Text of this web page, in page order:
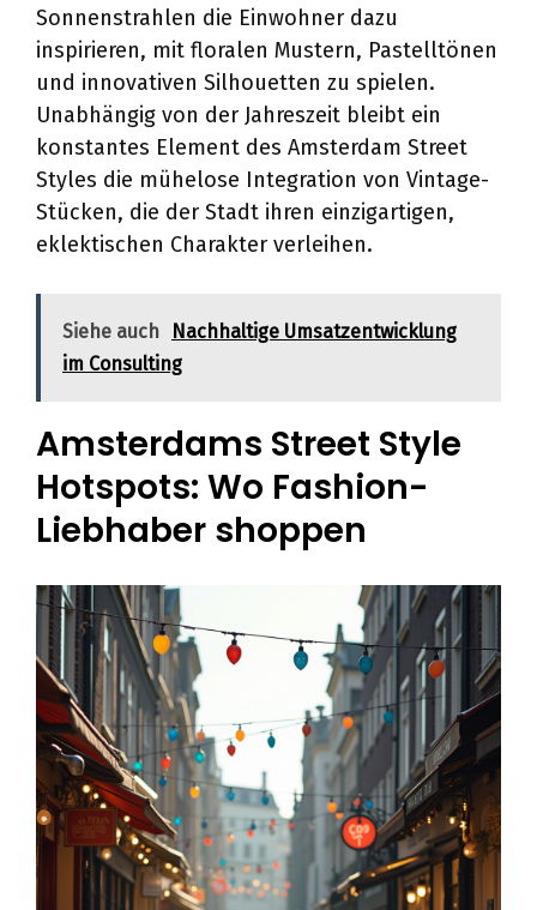
Sonnenstrahlen die Einwohner dazu
inspirieren, mit floralen Mustern, Pastelltönen
und innovativen Silhouetten zu spielen.
Unabhängig von der Jahreszeit bleibt ein
konstantes Element des Amsterdam Street
Styles die mühelose Integration von Vintage-
Stücken, die der Stadt ihren einzigartigen,
eklektischen Charakter verleihen.
Siehe auch
Nachhaltige Umsatzentwicklung
im Consulting
Amsterdams Street Style
Hotspots: Wo Fashion-
Liebhaber shoppen